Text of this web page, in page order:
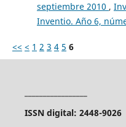
septiembre 2010 ,
Inventio. Año 6,
<< < 1 2 3 4 5 6
ISSN digital: 2448-9026